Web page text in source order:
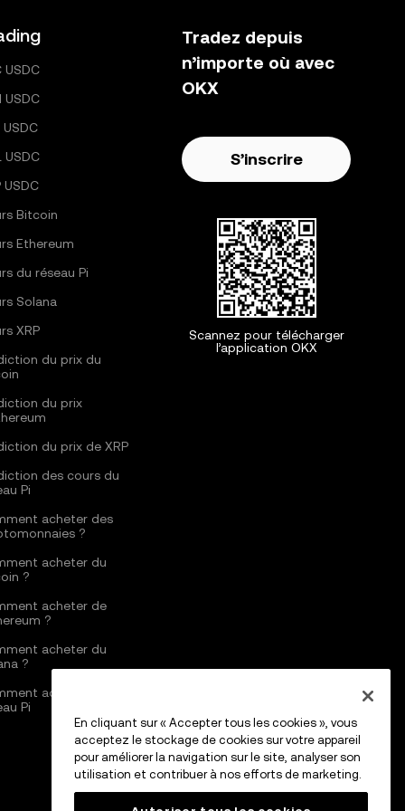
USDC
USDC
USDC
USDC
USDC
Bitcoin
Ethereum
du réseau Pi
Solana
XRP
du prix du
du prix
du prix de XRP
des cours du
Pi
acheter des
?
acheter du
?
acheter de
?
acheter du
?
acheter du
Pi
Tradez depuis
n’importe où avec
OKX
S’inscrire
Scannez pour télécharger
l’application OKX
En cliquant sur « Accepter tous les cookies », vous
acceptez le stockage de cookies sur votre appareil
pour améliorer la navigation sur le site, analyser son
utilisation et contribuer à nos efforts de marketing.